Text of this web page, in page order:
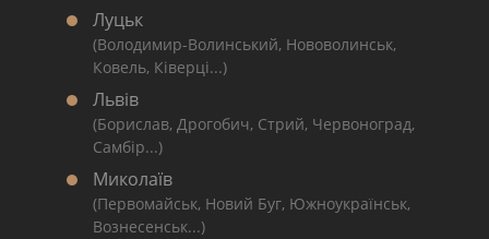
Луцьк
(Володимир-Волинський, Нововолинськ,
Ковель, Ківерці...)
Львів
(Борислав, Дрогобич, Стрий, Червоноград,
Самбір...)
Миколаїв
(Первомайськ, Новий Буг, Южноукраїнськ,
Вознесенськ...)